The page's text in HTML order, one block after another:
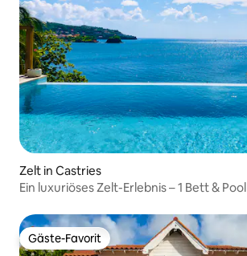
Zelt in Castries
Ein luxuriöses Zelt-Erlebnis – 1 Bett & Pool
Gäste-Favorit
Gäste-Favorit